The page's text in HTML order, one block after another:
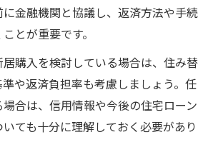
金融機関と協議し、返済方法や手続
とが重要です。
居購入を検討している場合は、住み替
や返済負担率も考慮しましょう。任
合は、信用情報や今後の住宅ローン
ても十分に理解しておく必要があり